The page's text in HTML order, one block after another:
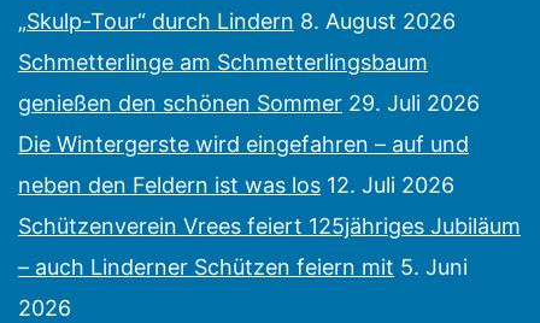
„Skulp-Tour“ durch Lindern 8. August 2026
Schmetterlinge am Schmetterlingsbaum
genießen den schönen Sommer 29. Juli 2026
Die Wintergerste wird eingefahren – auf und
neben den Feldern ist was los 12. Juli 2026
Schützenverein Vrees feiert 125jähriges Jubiläum
– auch Linderner Schützen feiern mit 5. Juni
2026